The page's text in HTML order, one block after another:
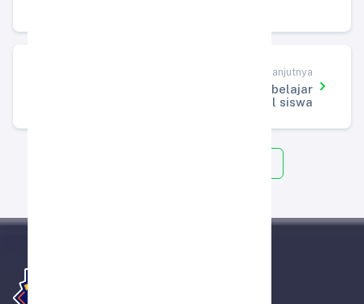
Artikel Selanjutnya
pengaruh game online terhadap waktu belajar
dan interaksi sosial siswa